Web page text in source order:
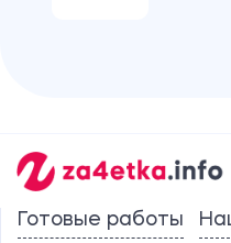
Готовые работы